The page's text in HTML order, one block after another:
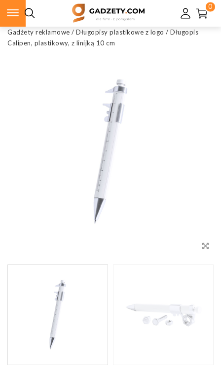
0
Gadżety reklamowe / Długopisy plastikowe z logo / Długopis
Calipen, plastikowy, z linijką 10 cm